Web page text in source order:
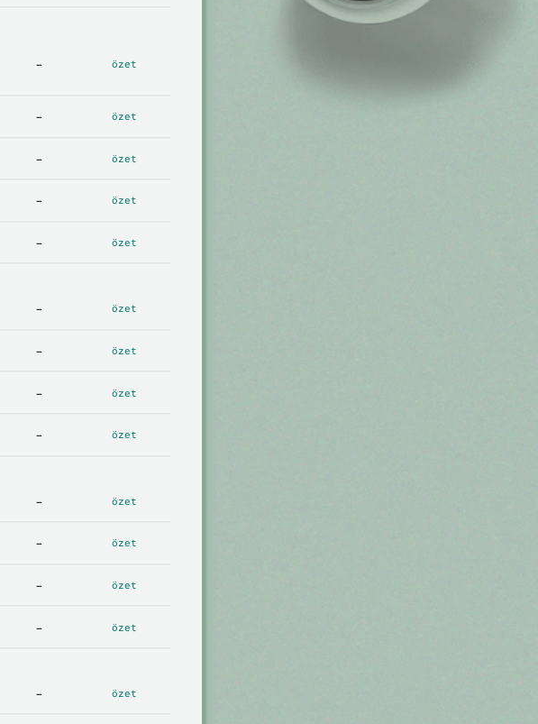
- özet
- özet
- özet
- özet
- özet
- özet
- özet
- özet
- özet
- özet
- özet
- özet
- özet
- özet